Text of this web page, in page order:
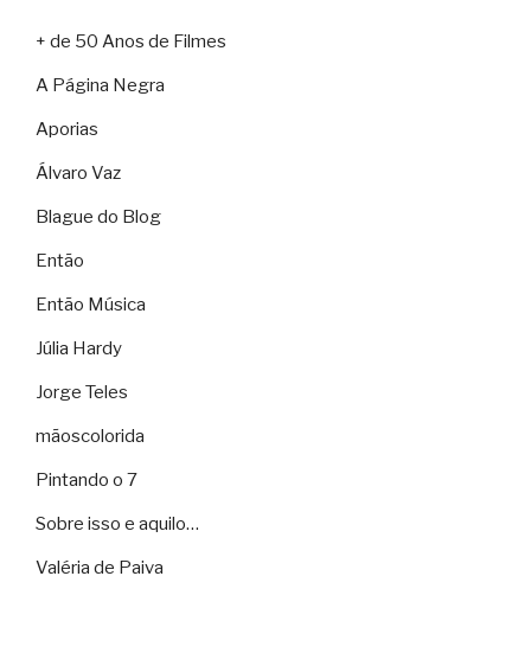
+ de 50 Anos de Filmes
A Página Negra
Aporias
Álvaro Vaz
Blague do Blog
Então
Então Música
Júlia Hardy
Jorge Teles
mãoscolorida
Pintando o 7
Sobre isso e aquilo…
Valéria de Paiva